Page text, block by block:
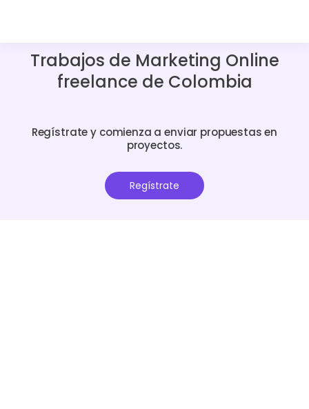
Trabajos de Marketing Online
freelance de Colombia
Regístrate y comienza a enviar propuestas en
proyectos.
Regístrate